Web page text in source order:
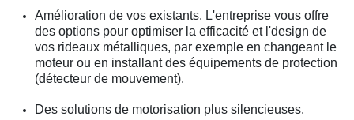
Amélioration de vos existants. L'entreprise vous offre
des options pour optimiser la efficacité et l'design de
vos rideaux métalliques, par exemple en changeant le
moteur ou en installant des équipements de protection
(détecteur de mouvement).
Des solutions de motorisation plus silencieuses.